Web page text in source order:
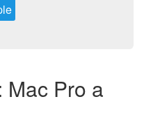
Mac Pro a